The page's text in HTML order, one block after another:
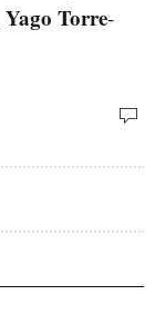
Yago Torre-